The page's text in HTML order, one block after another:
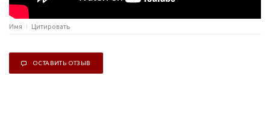
Имя Цитировать
ОСТАВИТЬ ОТЗЫВ